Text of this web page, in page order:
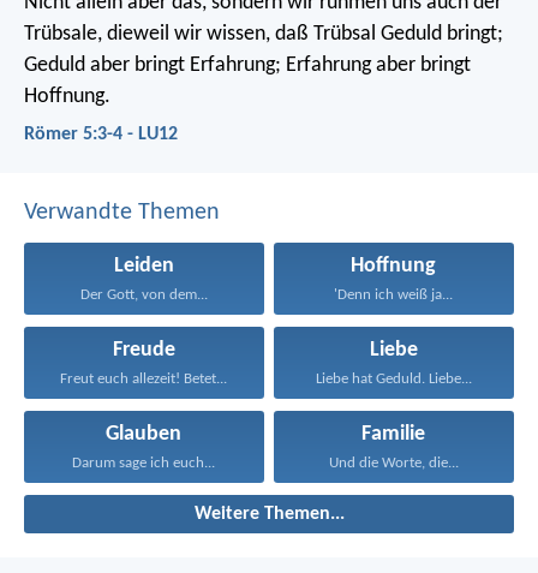
Trübsale, dieweil wir wissen, daß Trübsal Geduld bringt;
Geduld aber bringt Erfahrung; Erfahrung aber bringt
Hoffnung.
Römer 5:3-4 - LU12
Verwandte Themen
Leiden
Der Gott, von dem...
Hoffnung
'Denn ich weiß ja...
Freude
Freut euch allezeit! Betet...
Liebe
Liebe hat Geduld. Liebe...
Glauben
Darum sage ich euch...
Familie
Und die Worte, die...
Weitere Themen...